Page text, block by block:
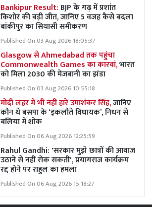
Bankipur Result: BJP के गढ़ में प्रशांत
किशोर की बड़ी जीत, जानिए 5 वजह कैसे बदला
बांकीपुर का सियासी समीकरण
Published On 03 Aug 2026 18:05:37
Glasgow से Ahmedabad तक पहुंचा
Commonwealth Games का कारवां,भारत
को मिला 2030 की मेजबानी का झंडा
Published On 03 Aug 2026 10:55:18
मोदी लहर में भी नहीं हारे उमाशंकर सिंह,जानिए
कौन थे बसपा के ‘इकलौते विधायक’, निधन से
बलिया में शोक
Published On 06 Aug 2026 12:25:59
Rahul Gandhi: 'सरकार मुझे छात्रों की आवाज
उठाने से नहीं रोक सकती', प्रयागराज कार्यक्रम
रद्द होने पर राहुल का हमला
Published On 06 Aug 2026 15:18:27